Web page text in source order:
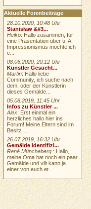
Aktuelle Forenbeiträge
28.10.2020, 10:48 Uhr
Stanisław &#3...
Heiko: Hallo zusammen, für
eine Präsentation über u. A.
Impressionismus möchte ich
e...
08.06.2020, 20:12 Uhr
Künstler Gesucht...
Martin: Hallo liebe
Community, ich suche nach
dem, oder der Künstlerin
dieses Gemälde...
05.08.2019, 11:45 Uhr
Infos zu Künstler ...
Alex: Erst einmal ein
herzliches hallo hier ins
Forum! Meine Eltern sind im
Besitz ...
26.07.2019, 16:32 Uhr
Gemälde identifizi...
René Müncheberg : Hallo,
meine Oma hat noch ein paar
Gemälde und vllt kann ja
einer von euch et...